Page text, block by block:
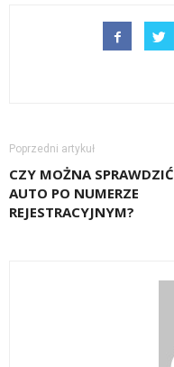
Poprzedni artykuł
CZY MOŻNA SPRAWDZIĆ
AUTO PO NUMERZE
REJESTRACYJNYM?